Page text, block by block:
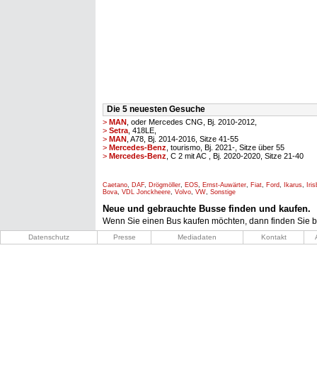
Die 5 neuesten Gesuche
> MAN , oder Mercedes CNG, Bj. 2010-2012,
> Setra , 418LE,
> MAN , A78, Bj. 2014-2016, Sitze 41-55
> Mercedes-Benz , tourismo, Bj. 2021-, Sitze über 55
> Mercedes-Benz , C 2 mit AC , Bj. 2020-2020, Sitze 21-40
Caetano, DAF, Drögmöller, EOS, Ernst-Auwärter, Fiat, Ford, Ikarus,
Bova, VDL Jonckheere, Volvo, VW, Sonstige
Neue und gebrauchte Busse finden und kaufen.
Wenn Sie einen Bus kaufen möchten, dann finden Sie
Datenschutz Presse Mediadaten Kontakt